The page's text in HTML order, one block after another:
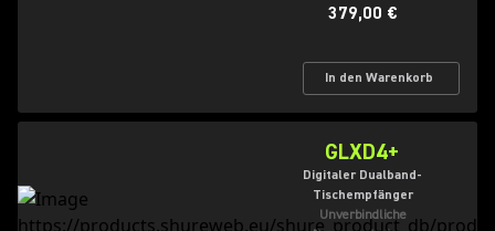
379,00 €
In den Warenkorb
GLXD4+
Digitaler Dualband-
Tischempfänger
Unverbindliche